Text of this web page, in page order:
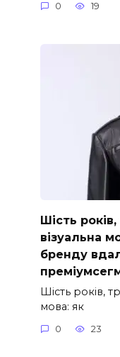
0 19
Шість
візуальна
бренду
Шість років,
мова: як
0 23